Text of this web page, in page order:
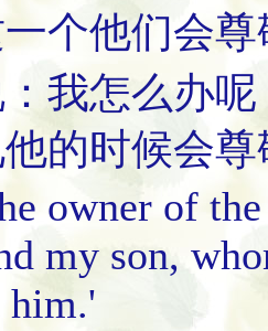
个他们会尊
我怎么办
的时候会
owner of
my son,
him.'